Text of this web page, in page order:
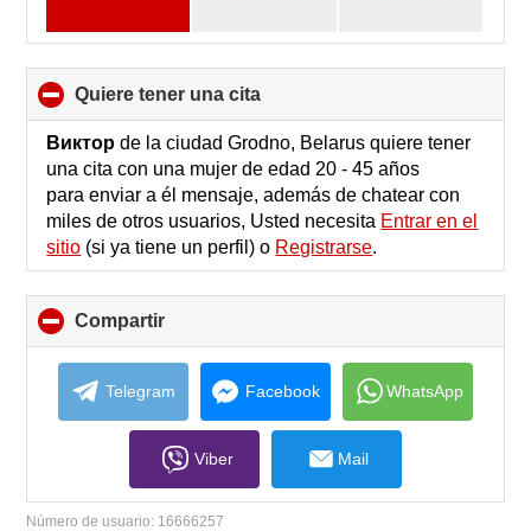
quiere tener una cita
to
collapse
contents
Виктор de la ciudad Grodno, Belarus quiere tener
una cita con una mujer de edad 20 - 45 años
para enviar a él mensaje, además de chatear con
miles de otros usuarios, Usted necesita Entrar en el
sitio (si ya tiene un perfil) o Registrarse.
Compartir
to
collapse
contents
Telegram Facebook WhatsApp
Viber Mail
Número de usuario: 16666257